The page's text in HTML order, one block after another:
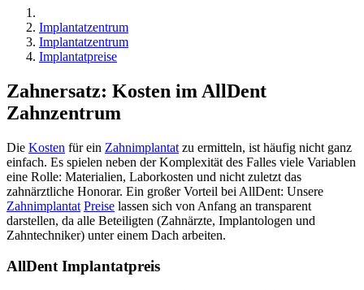
Implantatzentrum
Implantatzentrum
Implantatpreise
Zahnersatz: Kosten im AllDent
Zahnzentrum
Die Kosten für ein Zahnimplantat zu ermitteln, ist häufig nicht ganz
einfach. Es spielen neben der Komplexität des Falles viele Variablen
eine Rolle: Materialien, Laborkosten und nicht zuletzt das
zahnärztliche Honorar. Ein großer Vorteil bei AllDent: Unsere
Zahnimplantat Preise lassen sich von Anfang an transparent
darstellen, da alle Beteiligten (Zahnärzte, Implantologen und
Zahntechniker) unter einem Dach arbeiten.
AllDent Implantatpreis